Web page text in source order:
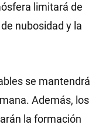
limitará de
nubosidad y la
se mantendrá
Además, los
la formación